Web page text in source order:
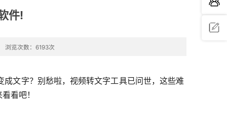
件!
浏览次数：6193次
文字？别愁啦，视频转文字工具已问世，这些难
看吧！